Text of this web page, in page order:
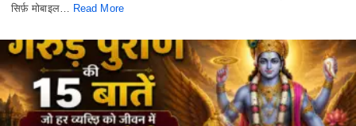
सिर्फ़ मोबाइल…
Read More